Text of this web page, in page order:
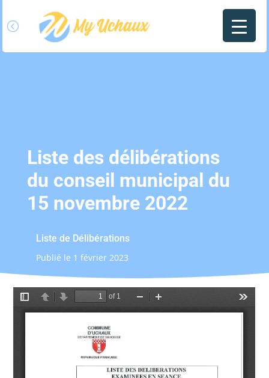
Liste des délibérations
du conseil municipal du
15 novembre 2022
Liste de Délibérations
Publié le 1 février 2023